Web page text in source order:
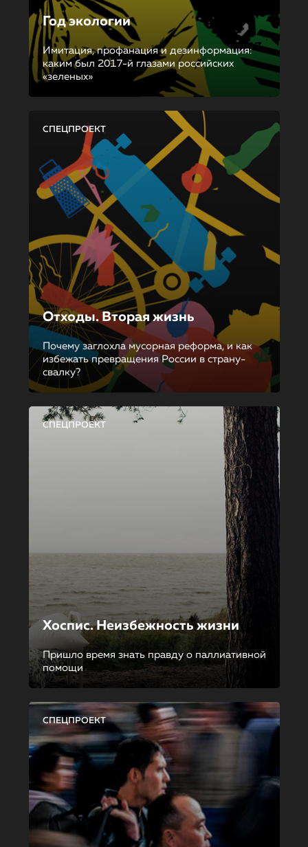
Год экологии
Имитация, профанация и дезинформация:
каким был 2017-й глазами российских
«зеленых»
СПЕЦПРОЕКТ
Отходы. Вторая жизнь
Почему заглохла мусорная реформа, и как
избежать превращения России в страну-
свалку?
СПЕЦПРОЕКТ
Хоспис. Неизбежность жизни
Пришло время знать правду о паллиативной
помощи
СПЕЦПРОЕКТ